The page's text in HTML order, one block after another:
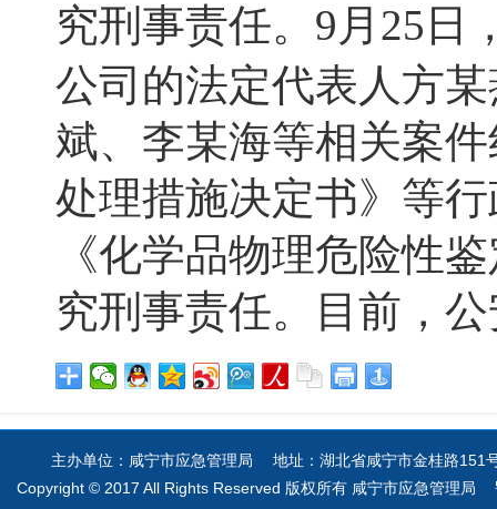
究刑事责任。 9 月 25 日
公司的法定代表人方
斌、李某海等相关案
处理措施决定书》等
《化学品物理危险性
究刑事责任。目前，
主办单位：咸宁市应急管理局 地址：湖北省咸宁市金桂路
Copyright © 2017 All Rights Reserved 版权所有 咸宁市应急管理局